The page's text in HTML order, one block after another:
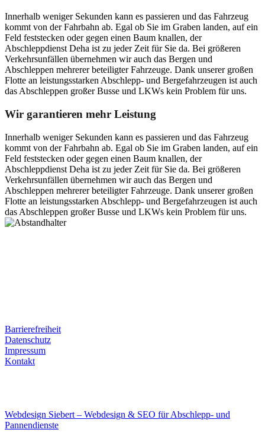
Innerhalb weniger Sekunden kann es passieren und das Fahrzeug
kommt von der Fahrbahn ab. Egal ob Sie im Graben landen, auf ein
Feld feststecken oder gegen einen Baum knallen, der
Abschleppdienst Deha ist zu jeder Zeit für Sie da. Bei größeren
Verkehrsunfällen übernehmen wir auch das Bergen und
Abschleppen mehrerer beteiligter Fahrzeuge. Dank unserer großen
Flotte an leistungsstarken Abschlepp- und Bergefahrzeugen ist auch
das Abschleppen großer Busse und LKWs kein Problem für uns.
Wir garantieren mehr Leistung
Innerhalb weniger Sekunden kann es passieren und das Fahrzeug
kommt von der Fahrbahn ab. Egal ob Sie im Graben landen, auf ein
Feld feststecken oder gegen einen Baum knallen, der
Abschleppdienst Deha ist zu jeder Zeit für Sie da. Bei größeren
Verkehrsunfällen übernehmen wir auch das Bergen und
Abschleppen mehrerer beteiligter Fahrzeuge. Dank unserer großen
Flotte an leistungsstarken Abschlepp- und Bergefahrzeugen ist auch
das Abschleppen großer Busse und LKWs kein Problem für uns.
Barrierefreiheit
Datenschutz
Impressum
Kontakt
Webdesign Siebert – Webdesign & SEO für Abschlepp- und
Pannendienste